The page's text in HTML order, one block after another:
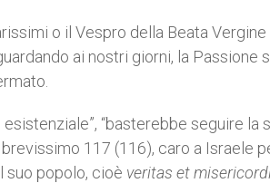
o il Vespro della Beata Vergine
ai nostri giorni, la Passione
“basterebbe seguire la
117 (116), caro a Israele
suo popolo, cioè veritas et